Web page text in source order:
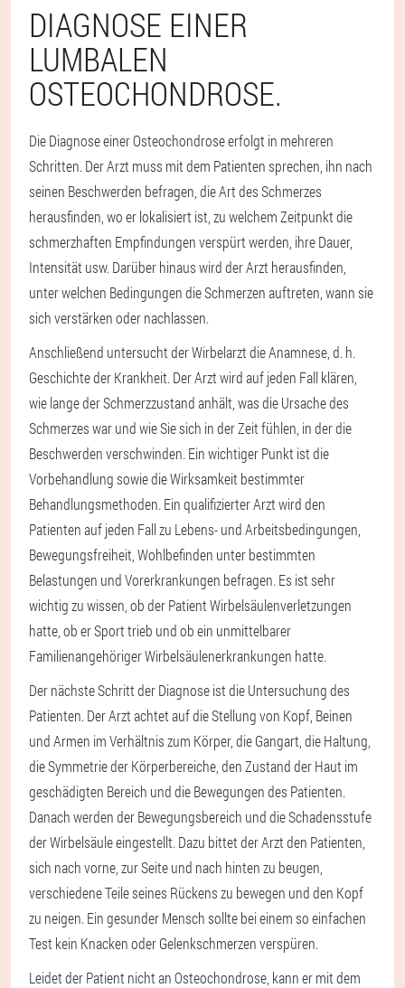
DIAGNOSE EINER
LUMBALEN
OSTEOCHONDROSE.
Die Diagnose einer Osteochondrose erfolgt in mehreren
Schritten. Der Arzt muss mit dem Patienten sprechen, ihn nach
seinen Beschwerden befragen, die Art des Schmerzes
herausfinden, wo er lokalisiert ist, zu welchem Zeitpunkt die
schmerzhaften Empfindungen verspürt werden, ihre Dauer,
Intensität usw. Darüber hinaus wird der Arzt herausfinden,
unter welchen Bedingungen die Schmerzen auftreten, wann sie
sich verstärken oder nachlassen.
Anschließend untersucht der Wirbelarzt die Anamnese, d. h.
Geschichte der Krankheit. Der Arzt wird auf jeden Fall klären,
wie lange der Schmerzzustand anhält, was die Ursache des
Schmerzes war und wie Sie sich in der Zeit fühlen, in der die
Beschwerden verschwinden. Ein wichtiger Punkt ist die
Vorbehandlung sowie die Wirksamkeit bestimmter
Behandlungsmethoden. Ein qualifizierter Arzt wird den
Patienten auf jeden Fall zu Lebens- und Arbeitsbedingungen,
Bewegungsfreiheit, Wohlbefinden unter bestimmten
Belastungen und Vorerkrankungen befragen. Es ist sehr
wichtig zu wissen, ob der Patient Wirbelsäulenverletzungen
hatte, ob er Sport trieb und ob ein unmittelbarer
Familienangehöriger Wirbelsäulenerkrankungen hatte.
Der nächste Schritt der Diagnose ist die Untersuchung des
Patienten. Der Arzt achtet auf die Stellung von Kopf, Beinen
und Armen im Verhältnis zum Körper, die Gangart, die Haltung,
die Symmetrie der Körperbereiche, den Zustand der Haut im
geschädigten Bereich und die Bewegungen des Patienten.
Danach werden der Bewegungsbereich und die Schadensstufe
der Wirbelsäule eingestellt. Dazu bittet der Arzt den Patienten,
sich nach vorne, zur Seite und nach hinten zu beugen,
verschiedene Teile seines Rückens zu bewegen und den Kopf
zu neigen. Ein gesunder Mensch sollte bei einem so einfachen
Test kein Knacken oder Gelenkschmerzen verspüren.
Leidet der Patient nicht an Osteochondrose, kann er mit dem